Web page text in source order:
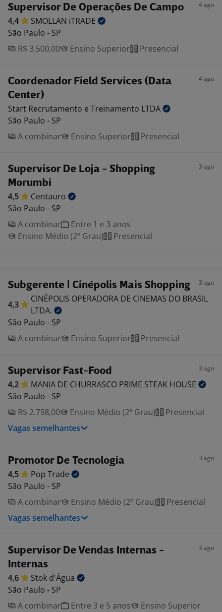
Supervisor De Operações De Campo 4 ago
4,4 SMOLLAN iTRADE
São Paulo - SP
R$ 3.500,00
Ensino Superior Presencial
Coordenador Field Services (Data
Center)
4 ago
Start Recrutamento e Treinamento LTDA
São Paulo - SP
A combinar
Ensino Superior Presencial
Supervisor De Loja - Shopping
Morumbi
3 ago
4,5
Centauro
São Paulo - SP
A combinar
Entre 1 e 3 anos
Ensino Médio (2º Grau)
Presencial
Subgerente | Cinépolis Mais Shopping 3 ago
4,3
CINÉPOLIS OPERADORA DE CINEMAS DO BRASIL
LTDA.
São Paulo - SP
A combinar
Ensino Superior Presencial
Supervisor Fast-Food 3 ago
4,2 MANIA DE CHURRASCO PRIME STEAK HOUSE
São Paulo - SP
R$ 2.798,00
Ensino Médio (2º Grau)
Presencial
Vagas semelhantes
Promotor De Tecnologia 3 ago
4,5 Pop Trade
São Paulo - SP
A combinar
Ensino Médio (2º Grau)
Presencial
Vagas semelhantes
Supervisor De Vendas Internas -
Internas
3 ago
4,6 Stok d'Água
São Paulo - SP
A combinar
Entre 3 e 5 anos Ensino Superior